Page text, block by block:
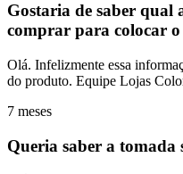
Gostaria de saber qual
comprar para colocar
Olá. Infelizmente essa
do produto. Equipe Lojas
7 meses
Queria saber a tomada